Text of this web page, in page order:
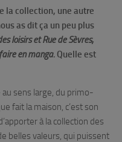
la collection, une autre
as dit ça un peu plus
loisirs et Rue de Sèvres,
en manga. Quelle est
sens large, du primo-
fait la maison, c’est son
à la collection des
belles valeurs, qui puissent